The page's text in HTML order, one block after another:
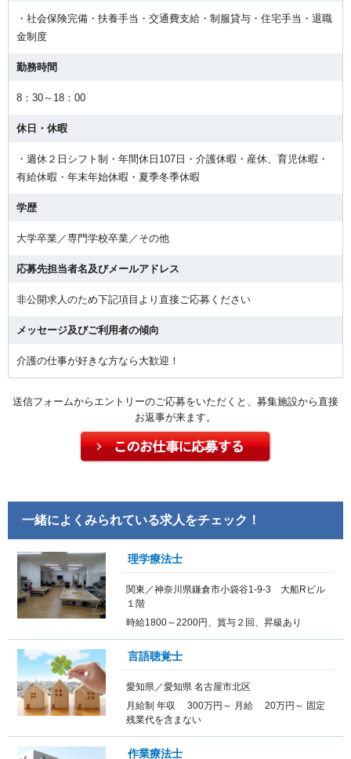
・社会保険完備・扶養手当・交通費支給・制服貸与・住宅手当・退職
金制度
勤務時間
8：30～18：00
休日・休暇
・週休２日シフト制・年間休日107日・介護休暇・産休、育児休暇・
有給休暇・年末年始休暇・夏季冬季休暇
学歴
大学卒業／専門学校卒業／その他
応募先担当者名及びメールアドレス
非公開求人のため下記項目より直接ご応募ください
メッセージ及びご利用者の傾向
介護の仕事が好きな方なら大歓迎！
送信フォームからエントリーのご応募をいただくと、募集施設から直接
お返事が来ます。
一緒によくみられている求人をチェック！
理学療法士
関東／神奈川県鎌倉市小袋谷1-9-3 大船Rビル
１階
時給1800～2200円、賞与２回、昇級あり
言語聴覚士
愛知県／愛知県 名古屋市北区
月給制 年収 300万円～ 月給 20万円～ 固定
残業代を含まない
作業療法士